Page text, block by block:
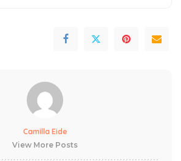
Camilla Eide
View More Posts